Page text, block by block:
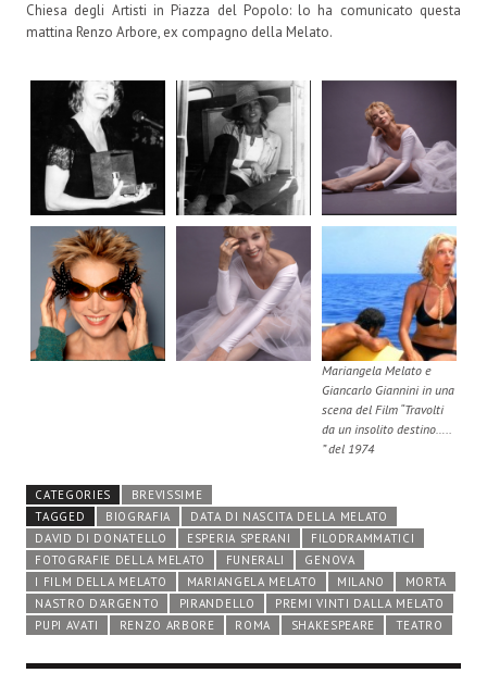
Chiesa degli Artisti in Piazza del Popolo: lo ha comunicato questa
mattina Renzo Arbore, ex compagno della Melato.
Mariangela Melato e
Giancarlo Giannini in una
scena del Film “Travolti
da un insolito destino…..
” del 1974
CATEGORIES
BREVISSIME
TAGGED
BIOGRAFIA
DATA DI NASCITA DELLA MELATO
DAVID DI DONATELLO
ESPERIA SPERANI
FILODRAMMATICI
FOTOGRAFIE DELLA MELATO
FUNERALI
GENOVA
I FILM DELLA MELATO
MARIANGELA MELATO MILANO
MORTA
NASTRO D'ARGENTO
PIRANDELLO
PREMI VINTI DALLA MELATO
PUPI AVATI
RENZO ARBORE ROMA SHAKESPEARE TEATRO